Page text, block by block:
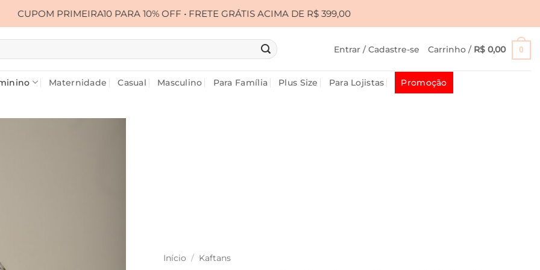
PARA 10% OFF • FRETE GRÁTIS ACIMA DE R$ 399,00 • CUPOM PRIMEIRA10 PARA 10% OFF •
Entrar / Cadastre-se Carrinho / R$ 0,00 0
Maternidade Casual Masculino Para Família Plus Size Para Lojistas Promoção
Início / Kaftans